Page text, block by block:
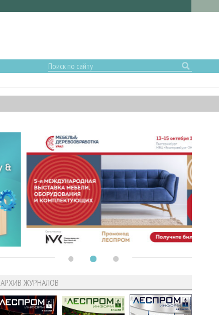
АРХИВ ЖУРНАЛОВ